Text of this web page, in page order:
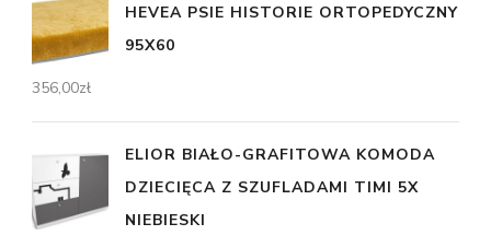
HEVEA PSIE HISTORIE ORTOPEDYCZNY
95X60
356,00zł
ELIOR BIAŁO-GRAFITOWA KOMODA
DZIECIĘCA Z SZUFLADAMI TIMI 5X
NIEBIESKI